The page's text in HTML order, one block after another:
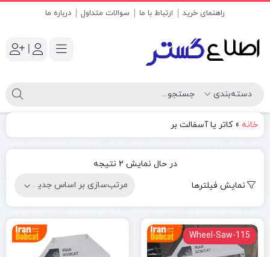
راهنمای خرید ارتباط با ما سوالات متداول درباره ما
|
خانه »کاتر یا آسفالت بر
در حال نمایش 2 نتیجه
اساس
نمایش فیلترها
Wheel-Saw-115